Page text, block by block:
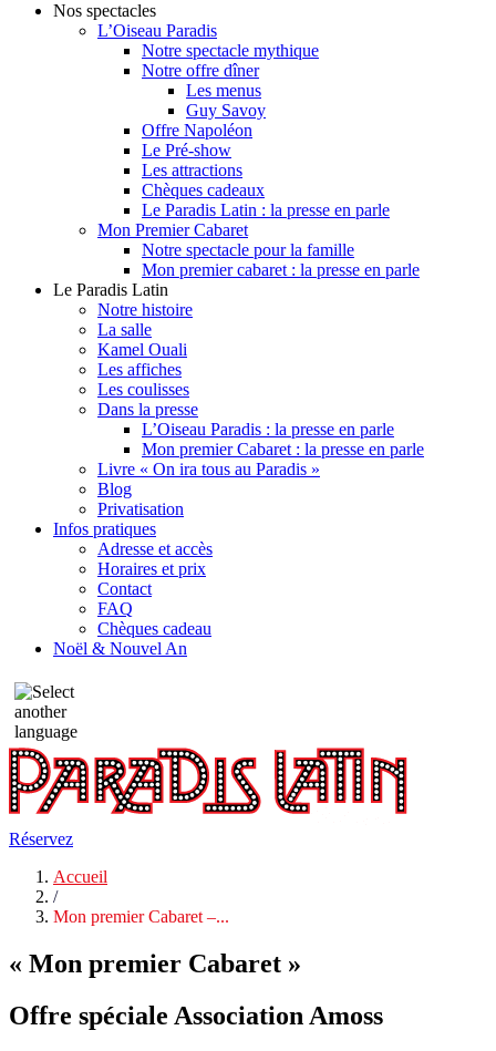
Nos spectacles
L’Oiseau Paradis
Notre spectacle mythique
Notre offre dîner
Les menus
Guy Savoy
Offre Napoléon
Le Pré-show
Les attractions
Chèques cadeaux
Le Paradis Latin : la presse en parle
Mon Premier Cabaret
Notre spectacle pour la famille
Mon premier cabaret : la presse en parle
Le Paradis Latin
Notre histoire
La salle
Kamel Ouali
Les affiches
Les coulisses
Dans la presse
L’Oiseau Paradis : la presse en parle
Mon premier Cabaret : la presse en parle
Livre « On ira tous au Paradis »
Blog
Privatisation
Infos pratiques
Adresse et accès
Horaires et prix
Contact
FAQ
Chèques cadeau
Noël & Nouvel An
Réservez
Accueil
/
Mon premier Cabaret –...
« Mon premier Cabaret »
Offre spéciale Association Amoss